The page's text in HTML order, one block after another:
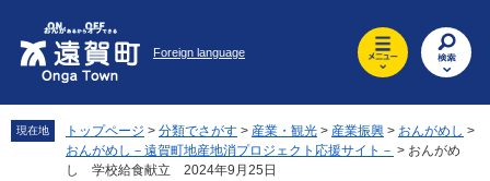
先
頭
を
飛
Foreign language
現在地 トップページ > 分類でさがす > 産業・観光 > 産業振興 > おんがめし >
おんがめし－遠賀町地産地消プロジェクト応援サイト－ > おんがめ
し 学校給食献立 2024年9月25日